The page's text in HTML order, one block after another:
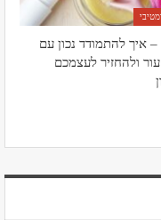
איך להתמודד נכון עם
ולהחזיר לעצמכם